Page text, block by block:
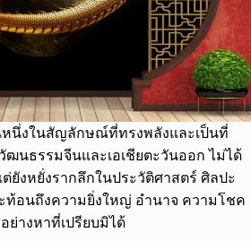
หนึ่งในสัญลักษณ์ที่ทรงพลังและเป็นที่
นธรรมจีนและเอเชียตะวันออก ไม่ได้
ยังหยั่งรากลึกในประวัติศาสตร์ ศิลปะ
ท้อนถึงความยิ่งใหญ่ อำนาจ ความโชค
ย่างหาที่เปรียบมิได้